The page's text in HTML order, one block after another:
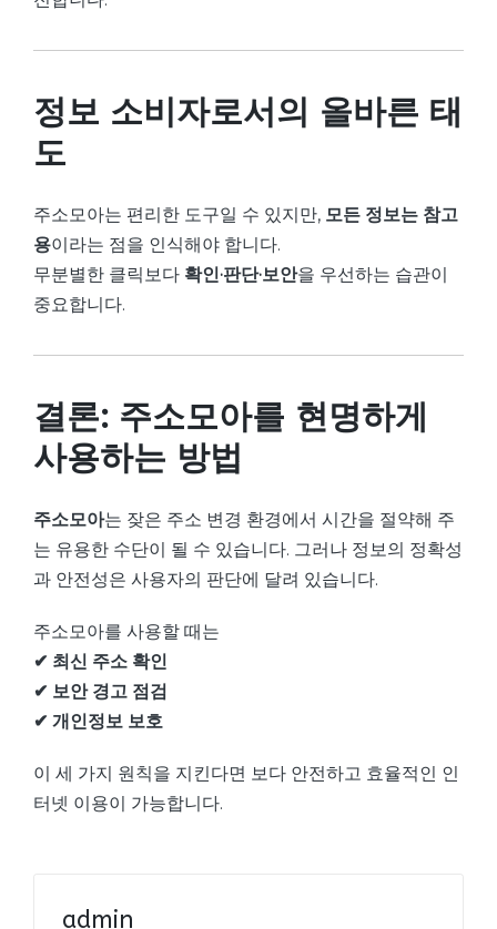
정보 소비자로서의 올바른 태
도
주소모아는 편리한 도구일 수 있지만, 모든 정보는 참고
용이라는 점을 인식해야 합니다.
무분별한 클릭보다 확인·판단·보안을 우선하는 습관이
중요합니다.
결론: 주소모아를 현명하게
사용하는 방법
주소모아는 잦은 주소 변경 환경에서 시간을 절약해 주
는 유용한 수단이 될 수 있습니다. 그러나 정보의 정확성
과 안전성은 사용자의 판단에 달려 있습니다.
주소모아를 사용할 때는
✔ 최신 주소 확인
✔ 보안 경고 점검
✔ 개인정보 보호
이 세 가지 원칙을 지킨다면 보다 안전하고 효율적인 인
터넷 이용이 가능합니다.
admin